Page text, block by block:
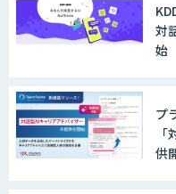
対
始
プ
供